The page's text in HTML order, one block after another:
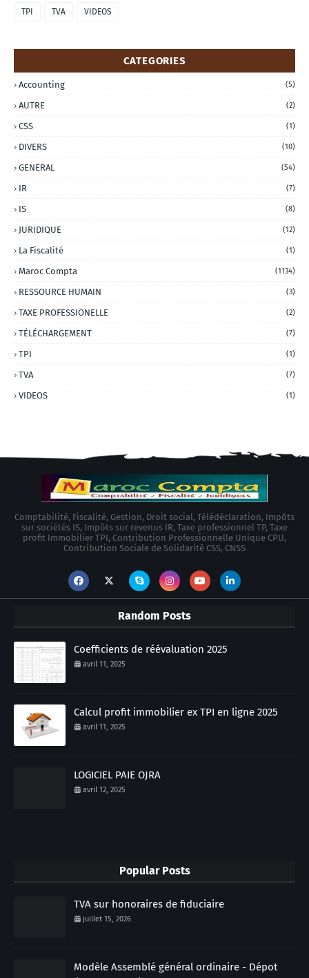
TPI TVA VIDEOS
CATEGORIES
Accounting (5)
AUTRE (2)
CSS (1)
DIVERS (10)
GENERAL (54)
IR (7)
IS (8)
JURIDIQUE (12)
La Fiscalité (1)
Maroc Compta (1134)
RESSOURCE HUMAIN (3)
TAXE PROFESSIONELLE (2)
TÉLÉCHARGEMENT (7)
TPI (1)
TVA (7)
VIDEOS (1)
Comptabilité, Fiscalité, Gestion, Droit social, Télédéclaration, Impôts
sur sociétés IS, Impôts sur revenus IR, Taxe professionnel TP, Taxe
profit Immobilier TPI, Contribution Professionnelle Unique CPU,
Contribution Sociale de Solidarité CSS, CNSS
Random Posts
Coefficients de réévaluation 2025
avril 11, 2025
Calcul profit immobilier ex TPI en ligne 2025
avril 11, 2025
LOGICIEL PAIE OJRA
avril 12, 2025
Popular Posts
TVA sur honoraires de fiduciaire
juillet 15, 2026
Modèle Assemblé général ordinaire - Dépot